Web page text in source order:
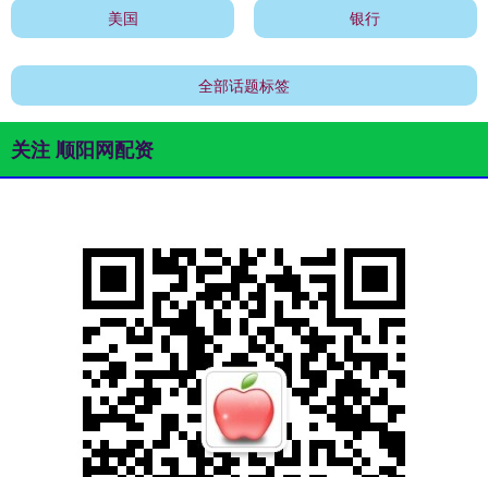
美国 银行
全部话题标签
关注 顺阳网配资